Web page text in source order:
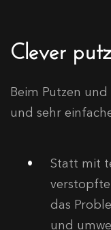
Clever
Beim Putzen
und sehr
Statt mit
das
und